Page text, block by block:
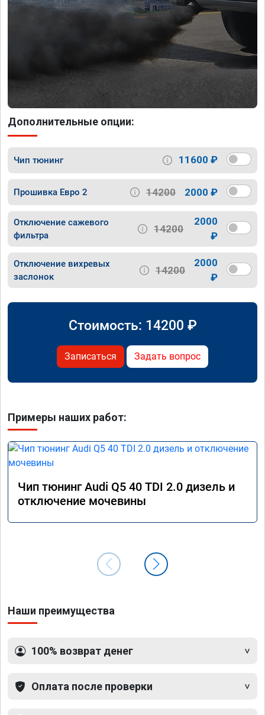
Дополнительные опции:
Чип тюнинг 11600 ₽
Прошивка Евро 2 14200 2000 ₽
Отключение сажевого
фильтра
14200
2000
₽
Отключение вихревых
заслонок
14200
2000
₽
Стоимость: 14200 ₽
Записаться Задать вопрос
Примеры наших работ:
Чип тюнинг Audi Q5 40 TDI 2.0 дизель и
отключение мочевины
Наши преимущества
100% возврат денег
Оплата после проверки